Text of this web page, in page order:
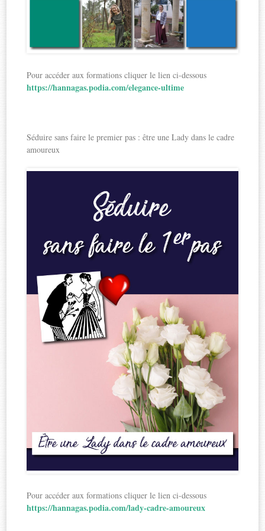
Pour accéder aux formations cliquer le lien ci-dessous
https://hannagas.podia.com/elegance-ultime
Séduire sans faire le premier pas : être une Lady dans le cadre
amoureux
Pour accéder aux formations cliquer le lien ci-dessous
https://hannagas.podia.com/lady-cadre-amoureux